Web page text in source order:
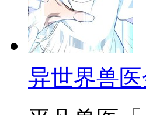
异世界兽